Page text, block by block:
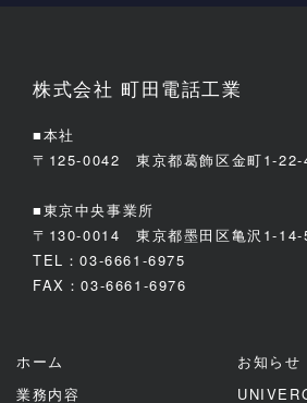
株式会社 町田電話工業
■本社
〒125-0042 東京都葛飾区金町1-22-
■東京中央事業所
〒130-0014 東京都墨田区亀沢1-14-
TEL：03-6661-6975
FAX：03-6661-6976
ホーム
お知らせ
業務内容